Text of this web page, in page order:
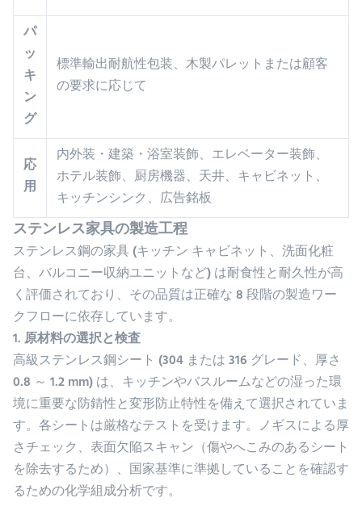
パ
ッ
キ
ン
グ
標準輸出耐航性包装、木製パレットまたは顧客
の要求に応じて
応
用
内外装・建築・浴室装飾、エレベーター装飾、
ホテル装飾、厨房機器、天井、キャビネット、
キッチンシンク、広告銘板
ステンレス家具の製造工程
ステンレス鋼の家具 (キッチン キャビネット、洗面化粧
台、バルコニー収納ユニットなど) は耐食性と耐久性が高
く評価されており、その品質は正確な 8 段階の製造ワー
クフローに依存しています。
1. 原材料の選択と検査
高級ステンレス鋼シート (304 または 316 グレード、厚さ
0.8 ～ 1.2 mm) は、キッチンやバスルームなどの湿った環
境に重要な防錆性と変形防止特性を備えて選択されていま
す。各シートは厳格なテストを受けます。ノギスによる厚
さチェック、表面欠陥スキャン（傷やへこみのあるシート
を除去するため）、国家基準に準拠していることを確認す
るための化学組成分析です。